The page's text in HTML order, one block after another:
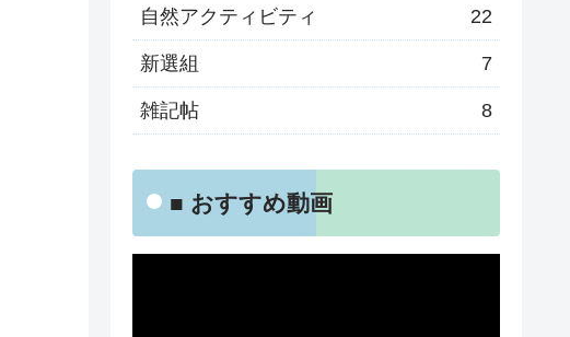
自然アクティビティ 22
新選組 7
雑記帖 8
■ おすすめ動画